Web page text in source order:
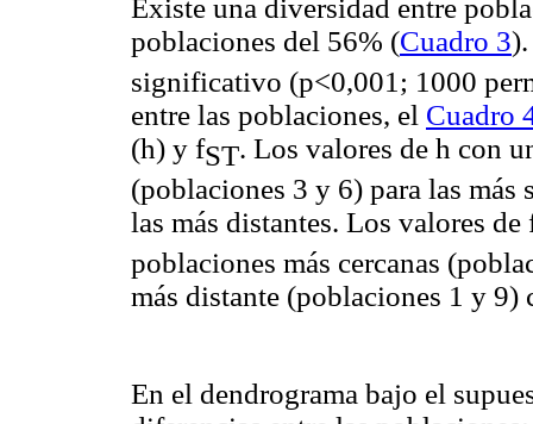
Existe una diversidad entre
poblaciones del 56% (Cuadro 3
significativo (p<0,001; 1000
entre las poblaciones, el Cuadro
(h) y fST. Los valores de h con
(poblaciones 3 y 6) para las
las más distantes. Los valores de
poblaciones más cercanas
más distante (poblaciones 1 y 9)
En el dendrograma bajo el